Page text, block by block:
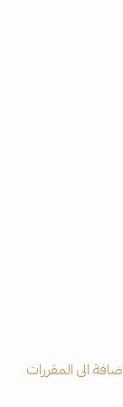
الى المقررات